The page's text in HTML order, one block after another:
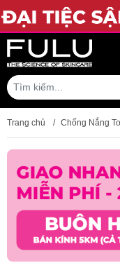
Trang chủ / Chống Nắng